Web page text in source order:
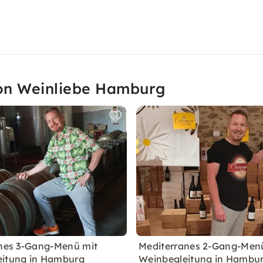
Weinliebe Hamburg
3-Gang-Menü mit
in Hamburg
Mediterranes 2-Gang-
Weinbegleitung in